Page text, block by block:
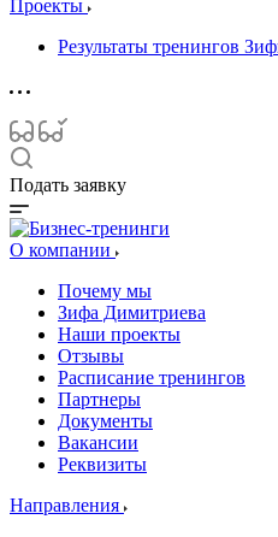
Проекты
Результаты тренингов
Подать заявку
О компании
Почему мы
Зифа Димитриева
Наши проекты
Отзывы
Расписание тренингов
Партнеры
Документы
Вакансии
Реквизиты
Направления